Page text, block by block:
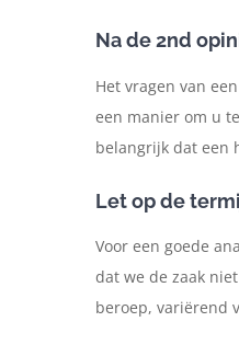
Na de 2nd
Het vragen van
een manier om u
belangrijk dat een
Let op de
Voor een goede
dat we de zaak
beroep, variërend